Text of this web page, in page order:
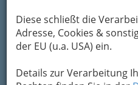
Diese schließt die
Adresse, Cookies &
der EU (u.a. USA) ein.
Details zur Verarbeitung
Karte